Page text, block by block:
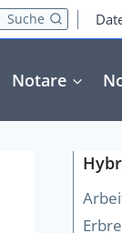
Suche
Notare